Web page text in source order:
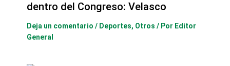
dentro del Congreso: Velasco
Deja un comentario / Deportes, Otros / Por Editor
General